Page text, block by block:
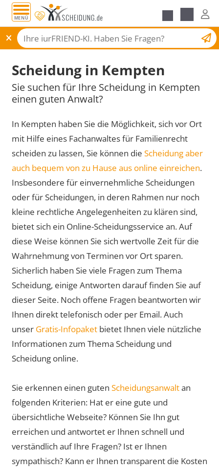
MENÜ
Scheidungsantrag
Scheidung in Kempten
Sie suchen für Ihre Scheidung in Kempten
einen guten Anwalt?
In Kempten haben Sie die Möglichkeit, sich vor Ort
mit Hilfe eines Fachanwaltes für Familienrecht
scheiden zu lassen, Sie können die Scheidung aber
auch bequem von zu Hause aus online einreichen.
Insbesondere für einvernehmliche Scheidungen
oder für Scheidungen, in deren Rahmen nur noch
kleine rechtliche Angelegenheiten zu klären sind,
bietet sich ein Online-Scheidungsservice an. Auf
diese Weise können Sie sich wertvolle Zeit für die
Wahrnehmung von Terminen vor Ort sparen.
Sicherlich haben Sie viele Fragen zum Thema
Scheidung, einige Antworten darauf finden Sie auf
dieser Seite. Noch offene Fragen beantworten wir
Ihnen direkt telefonisch oder per Email. Auch
unser Gratis-Infopaket bietet Ihnen viele nützliche
Informationen zum Thema Scheidung und
Scheidung online.
Sie erkennen einen guten Scheidungsanwaltan
folgenden Kriterien: Hat er eine gute und
übersichtliche Webseite? Können Sie Ihn gut
erreichen und antwortet er Ihnen schnell und
verständlich auf Ihre Fragen? Ist er Ihnen
sympathisch? Kann er Ihnen transparent die Kosten